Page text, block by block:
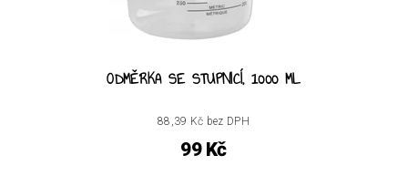
ODMĚRKA SE STUPNICÍ, 1000 ML
88,39 Kč bez DPH
99 Kč